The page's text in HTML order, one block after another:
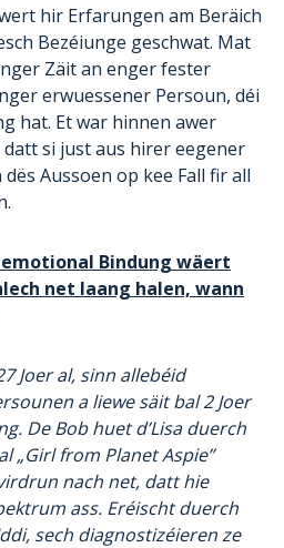
hir Erfarungen am Beräich
Bezéiunge geschwat. Mat
Zäit an enger fester
erwuessener Persoun, déi
hat. Et war hinnen awer
si just aus hirer eegener
Aussoen op kee Fall fir all
emotional Bindung wäert
net laang halen, wann
Joer al, sinn allebéid
a liewe säit bal 2 Joer
De Bob huet d’Lisa duerch
„Girl from Planet Aspie”
nach net, datt hie
ass. Eréischt duerch
sech diagnostizéieren ze